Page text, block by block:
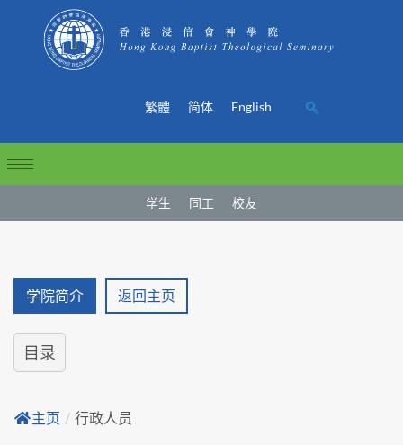
繁體 简体 English
学生 同工 校友
学院简介 返回主页
目录
主页 / 行政人员